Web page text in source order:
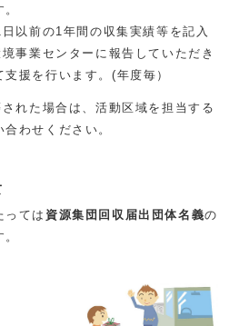
以前の1年間の収集実績等を記入
事業センターに報告していただき
援を行います。(年度毎）
れた場合は、活動区域を担当する
合わせください。
っては 資源集団回収届出団体名義の